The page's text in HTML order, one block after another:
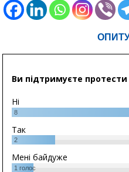
Ви підтримуєте протести
Ні
8
Так
2
Мені байдуже
1 голос